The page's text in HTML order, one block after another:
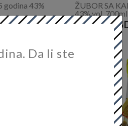
godina 43%
ŽUBOR SA
43% vol.
4.600,00
Da li ste